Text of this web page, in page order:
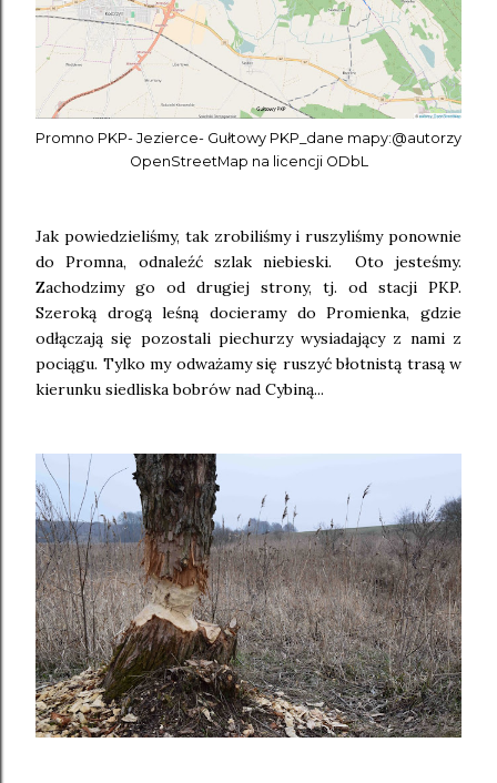
Promno PKP- Jezierce- Gułtowy PKP_dane mapy:@autorzy
OpenStreetMap na licencji ODbL
Jak powiedzieliśmy, tak zrobiliśmy i ruszyliśmy ponownie
do Promna, odnaleźć szlak niebieski. Oto jesteśmy.
Zachodzimy go od drugiej strony, tj. od stacji PKP.
Szeroką drogą leśną docieramy do Promienka, gdzie
odłączają się pozostali piechurzy wysiadający z nami z
pociągu. Tylko my odważamy się ruszyć błotnistą trasą w
kierunku siedliska bobrów nad Cybiną...